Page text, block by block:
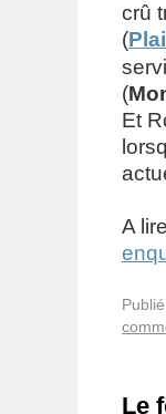
crû
(
(
Et
A
Le